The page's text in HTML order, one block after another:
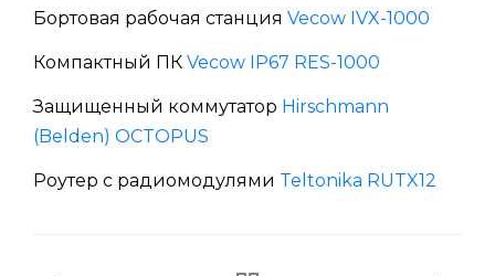
Бортовая рабочая станция Vecow IVX-1000
Компактный ПК Vecow IP67 RES-1000
Защищенный коммутатор Hirschmann
(Belden) OCTOPUS
Роутер с радиомодулями Teltonika RUTX12